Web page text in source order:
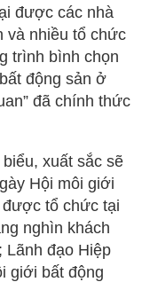
được các nhà
và nhiều tổ chức
trình bình chọn
động sản ở
đã chính thức
xuất sắc sẽ
Hội môi giới
được tổ chức tại
nghìn khách
Lãnh đạo Hiệp
giới bất động